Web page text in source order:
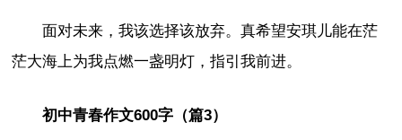
面对未来，我该选择该放弃。真希望安琪儿能在茫
茫大海上为我点燃一盏明灯，指引我前进。
初中青春作文600字（篇3）